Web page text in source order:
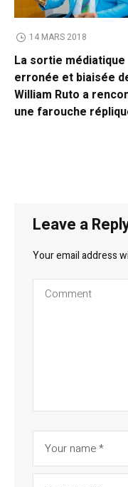
14 MARS 2018
La sortie médiatique
erronée et biaisée
William Ruto a
une farouche
Leave a
Your email address